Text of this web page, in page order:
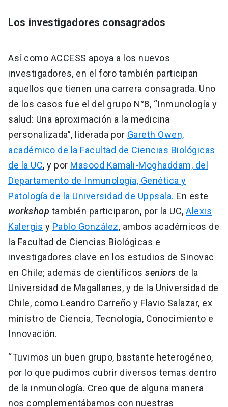
Los investigadores consagrados
Así como ACCESS apoya a los nuevos
investigadores, en el foro también participan
aquellos que tienen una carrera consagrada. Uno
de los casos fue el del grupo N°8, “Inmunología y
salud: Una aproximación a la medicina
personalizada”, liderada por Gareth Owen,
académico de la Facultad de Ciencias Biológicas
de la UC, y por Masood Kamali-Moghaddam, del
Departamento de Inmunología, Genética y
Patología de la Universidad de Uppsala. En este
workshop también participaron, por la UC, Alexis
Kalergis y Pablo González, ambos académicos de
la Facultad de Ciencias Biológicas e
investigadores clave en los estudios de Sinovac
en Chile; además de científicos seniors de la
Universidad de Magallanes, y de la Universidad de
Chile, como Leandro Carreño y Flavio Salazar, ex
ministro de Ciencia, Tecnología, Conocimiento e
Innovación.
“Tuvimos un buen grupo, bastante heterogéneo,
por lo que pudimos cubrir diversos temas dentro
de la inmunología. Creo que de alguna manera
nos complementábamos con nuestras